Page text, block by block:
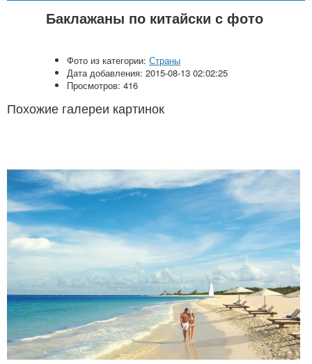
Баклажаны по китайски с фото
Фото из категории: Страны
Дата добавления: 2015-08-13 02:02:25
Просмотров: 416
Похожие галереи картинок